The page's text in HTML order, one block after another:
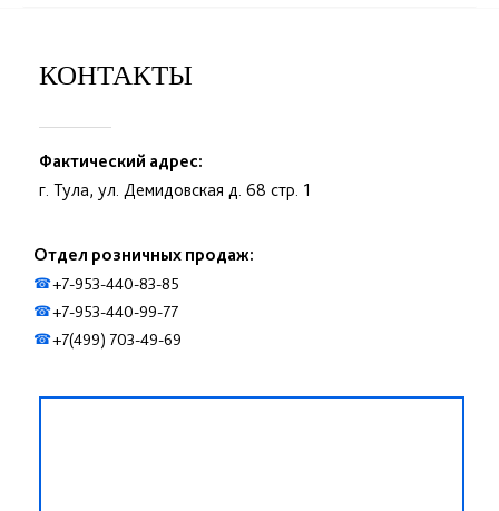
КОНТАКТЫ
Фактический адрес:
г. Тула, ул. Демидовская д. 68 стр. 1
Отдел розничных продаж:
☎+7-953-440-83-85
☎+7-953-440-99-77
☎+7(499) 703-49-69